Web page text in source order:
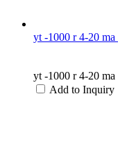
Add to Inquiry